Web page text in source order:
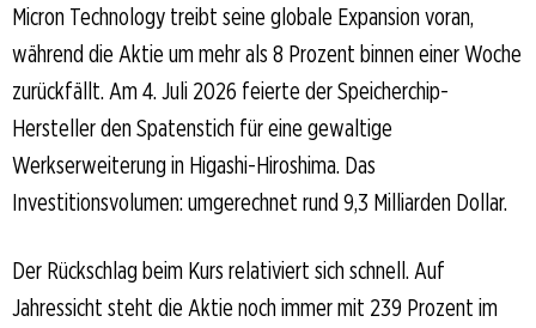
Micron Technology treibt seine globale Expansion voran,
während die Aktie um mehr als 8 Prozent binnen einer Woche
zurückfällt. Am 4. Juli 2026 feierte der Speicherchip-
Hersteller den Spatenstich für eine gewaltige
Werkserweiterung in Higashi-Hiroshima. Das
Investitionsvolumen: umgerechnet rund 9,3 Milliarden Dollar.
Der Rückschlag beim Kurs relativiert sich schnell. Auf
Jahressicht steht die Aktie noch immer mit 239 Prozent im